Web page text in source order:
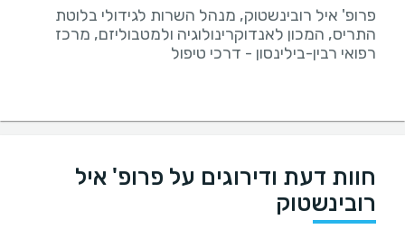
פרופ' איל רובינשטוק, מנהל השרות לגידולי בלוטת
התריס, המכון לאנדוקרינולוגיה ולמטבוליזם, מרכז
רפואי רבין-בילינסון - דרכי טיפול
חוות דעת ודירוגים על פרופ' איל
רובינשטוק